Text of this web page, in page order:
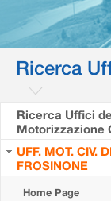
Ricerca
Ricerca Uffici
Motorizzazione
UFF. MOT. CIV.
FROSINONE
Home Page